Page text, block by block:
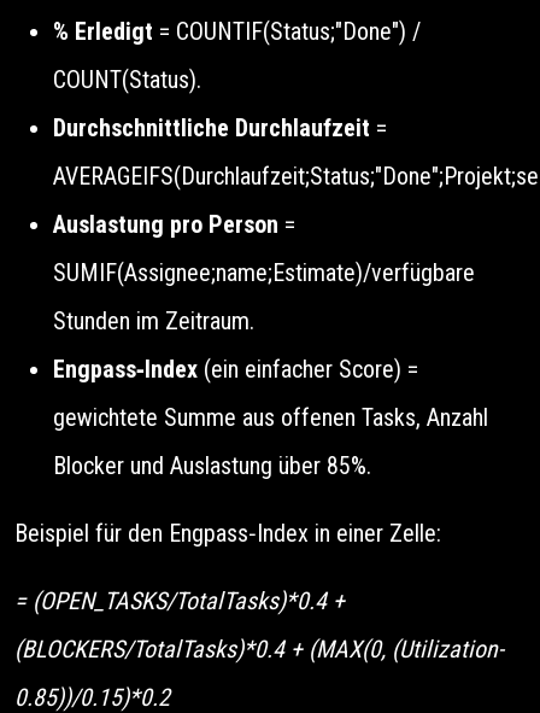
% Erledigt = COUNTIF(Status;"Done") /
COUNT(Status).
Durchschnittliche Durchlaufzeit =
Auslastung pro Person =
SUMIF(Assignee;name;Estimate)/verfügbare
Stunden im Zeitraum.
Engpass‑Index (ein einfacher Score) =
gewichtete Summe aus offenen Tasks, Anzahl
Blocker und Auslastung über 85%.
Beispiel für den Engpass‑Index in einer Zelle:
= (OPEN_TASKS/TotalTasks)*0.4 +
(BLOCKERS/TotalTasks)*0.4 + (MAX(0, (Utilization-
0.85))/0.15)*0.2